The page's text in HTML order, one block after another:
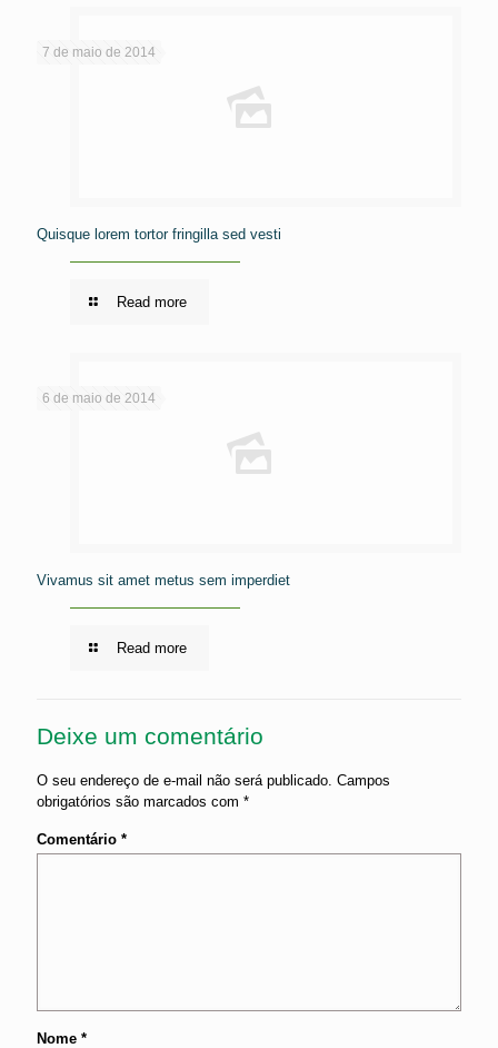
7 de maio de 2014
Quisque lorem tortor fringilla sed vesti
Read more
6 de maio de 2014
Vivamus sit amet metus sem imperdiet
Read more
Deixe um comentário
O seu endereço de e-mail não será publicado. Campos
obrigatórios são marcados com *
Comentário *
Nome *